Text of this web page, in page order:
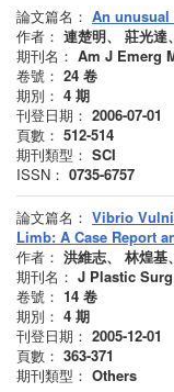
論文篇名： An
作者： 連楚明、 莊光達
期刊名： Am J Emerg
卷號： 24 卷
期別： 4 期
刊登日期： 2006-07-01
頁數： 512-514
期刊類型： SCI
ISSN： 0735-6757
論文篇名： Vibrio
Limb: A Case Report
作者： 洪維志、 林煌基
期刊名： J Plastic
卷號： 14 卷
期別： 4 期
刊登日期： 2005-12-01
頁數： 363-371
期刊類型： Others